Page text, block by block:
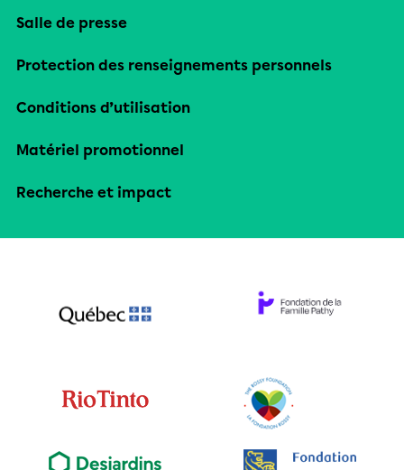
Salle de presse
Protection des renseignements personnels
Conditions d’utilisation
Matériel promotionnel
Recherche et impact